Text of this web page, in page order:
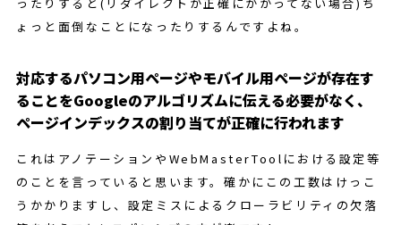
ったりすると(リダイレクトが正確にかかってない場合)ち
ょっと面倒なことになったりするんですよね。
対応するパソコン用ページやモバイル用ページが存在す
ることをGoogleのアルゴリズムに伝える必要がなく、
ページインデックスの割り当てが正確に行われます
これはアノテーションやWebMasterToolにおける設定等
のことを言っていると思います。確かにこの工数はけっこ
うかかりますし、設定ミスによるクローラビリティの欠落